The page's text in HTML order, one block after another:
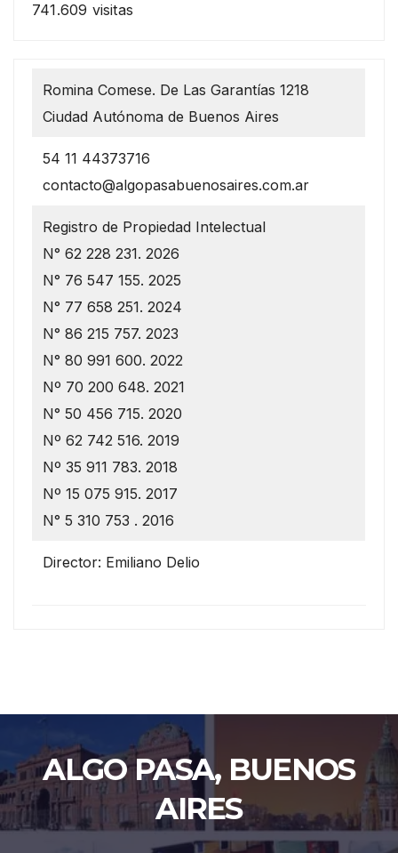
741.609 visitas
Romina Comese. De Las Garantías 1218
Ciudad Autónoma de Buenos Aires
54 11 44373716
contacto@algopasabuenosaires.com.ar
Registro de Propiedad Intelectual
N° 62 228 231. 2026
N° 76 547 155. 2025
N° 77 658 251. 2024
N° 86 215 757. 2023
N° 80 991 600. 2022
Nº 70 200 648. 2021
N° 50 456 715. 2020
Nº 62 742 516. 2019
Nº 35 911 783. 2018
Nº 15 075 915. 2017
N° 5 310 753 . 2016
Director: Emiliano Delio
ALGO PASA, BUENOS
AIRES